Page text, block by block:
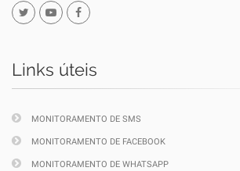
Links úteis
MONITORAMENTO DE SMS
MONITORAMENTO DE FACEBOOK
MONITORAMENTO DE WHATSAPP